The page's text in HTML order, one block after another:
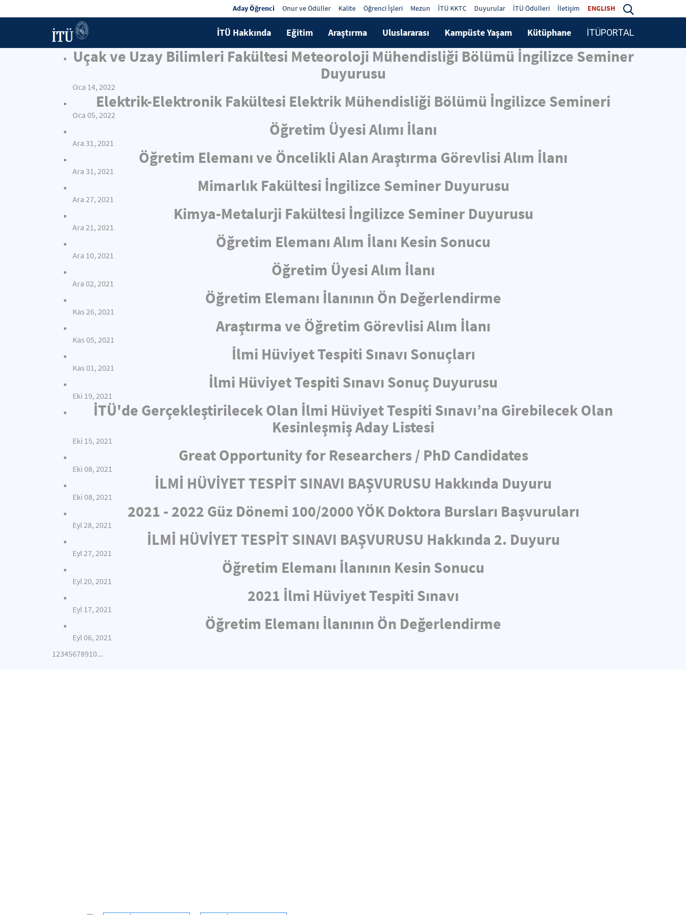
Aday Öğrenci Onur ve Ödüller Kalite Öğrenci İşleri Mezun İTÜ KKTC Duyurular İTÜ Ödülleri İletişim ENGLISH
İTÜ Hakkında Eğitim Araştırma Uluslararası Kampüste Yaşam Kütüphane İTÜPORTAL
Uçak ve Uzay Bilimleri Fakültesi Meteoroloji Mühendisliği Bölümü İngilizce Seminer
Duyurusu
Oca 14, 2022
Elektrik-Elektronik Fakültesi Elektrik Mühendisliği Bölümü İngilizce Semineri
Oca 05, 2022
Öğretim Üyesi Alımı İlanı
Ara 31, 2021
Öğretim Elemanı ve Öncelikli Alan Araştırma Görevlisi Alım İlanı
Ara 31, 2021
Mimarlık Fakültesi İngilizce Seminer Duyurusu
Ara 27, 2021
Kimya-Metalurji Fakültesi İngilizce Seminer Duyurusu
Ara 21, 2021
Öğretim Elemanı Alım İlanı Kesin Sonucu
Ara 10, 2021
Öğretim Üyesi Alım İlanı
Ara 02, 2021
Öğretim Elemanı İlanının Ön Değerlendirme
Kas 26, 2021
Araştırma ve Öğretim Görevlisi Alım İlanı
Kas 05, 2021
İlmi Hüviyet Tespiti Sınavı Sonuçları
Kas 01, 2021
İlmi Hüviyet Tespiti Sınavı Sonuç Duyurusu
Eki 19, 2021
İTÜ'de Gerçekleştirilecek Olan İlmi Hüviyet Tespiti Sınavı’na Girebilecek Olan
Kesinleşmiş Aday Listesi
Eki 15, 2021
Great Opportunity for Researchers / PhD Candidates
Eki 08, 2021
İLMİ HÜVİYET TESPİT SINAVI BAŞVURUSU Hakkında Duyuru
Eki 08, 2021
2021 - 2022 Güz Dönemi 100/2000 YÖK Doktora Bursları Başvuruları
Eyl 28, 2021
İLMİ HÜVİYET TESPİT SINAVI BAŞVURUSU Hakkında 2. Duyuru
Eyl 27, 2021
Öğretim Elemanı İlanının Kesin Sonucu
Eyl 20, 2021
2021 İlmi Hüviyet Tespiti Sınavı
Eyl 17, 2021
Öğretim Elemanı İlanının Ön Değerlendirme
Eyl 06, 2021
12345678910...